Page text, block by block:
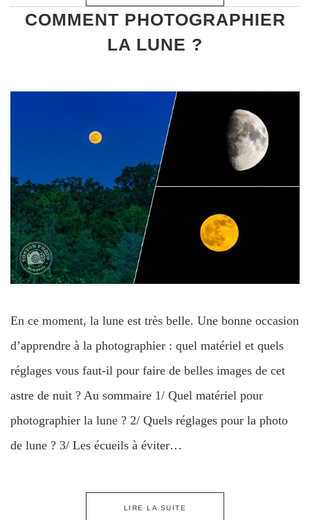
COMMENT PHOTOGRAPHIER
LA LUNE ?
En ce moment, la lune est très belle. Une bonne occasion
d’apprendre à la photographier : quel matériel et quels
réglages vous faut-il pour faire de belles images de cet
astre de nuit ? Au sommaire 1/ Quel matériel pour
photographier la lune ? 2/ Quels réglages pour la photo
de lune ? 3/ Les écueils à éviter…
LIRE LA SUITE